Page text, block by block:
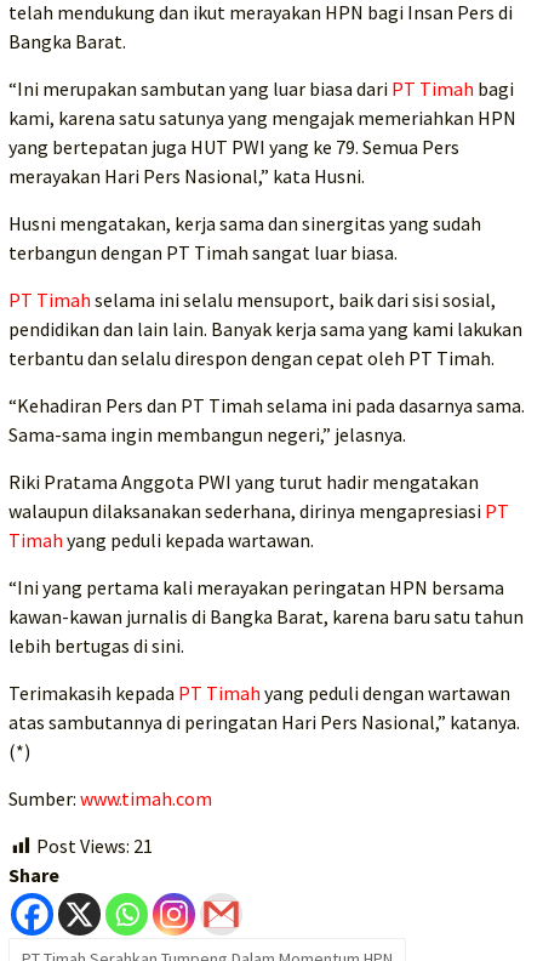
telah mendukung dan ikut merayakan HPN bagi Insan Pers di
Bangka Barat.
“Ini merupakan sambutan yang luar biasa dari PT Timah bagi
kami, karena satu satunya yang mengajak memeriahkan HPN
yang bertepatan juga HUT PWI yang ke 79. Semua Pers
merayakan Hari Pers Nasional,” kata Husni.
Husni mengatakan, kerja sama dan sinergitas yang sudah
terbangun dengan PT Timah sangat luar biasa.
PT Timah selama ini selalu mensuport, baik dari sisi sosial,
pendidikan dan lain lain. Banyak kerja sama yang kami lakukan
terbantu dan selalu direspon dengan cepat oleh PT Timah.
“Kehadiran Pers dan PT Timah selama ini pada dasarnya sama.
Sama-sama ingin membangun negeri,” jelasnya.
Riki Pratama Anggota PWI yang turut hadir mengatakan
walaupun dilaksanakan sederhana, dirinya mengapresiasi PT
Timah yang peduli kepada wartawan.
“Ini yang pertama kali merayakan peringatan HPN bersama
kawan-kawan jurnalis di Bangka Barat, karena baru satu tahun
lebih bertugas di sini.
Terimakasih kepada PT Timah yang peduli dengan wartawan
atas sambutannya di peringatan Hari Pers Nasional,” katanya.
(*)
Sumber: www.timah.com
Post Views: 21
Share